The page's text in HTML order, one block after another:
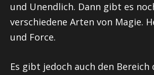
und Unendlich. Dann gibt es
verschiedene Arten von Magie.
und Force.
Es gibt jedoch auch den Bereich